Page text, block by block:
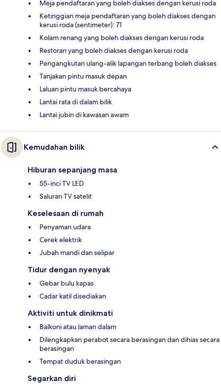
Meja pendaftaran yang boleh diakses dengan kerusi roda
Ketinggian meja pendaftaran yang boleh diakses dengan
kerusi roda (sentimeter): 71
Kolam renang yang boleh diakses dengan kerusi roda
Restoran yang boleh diakses dengan kerusi roda
Pengangkutan ulang-alik lapangan terbang boleh diakses
Tanjakan pintu masuk depan
Laluan pintu masuk bercahaya
Lantai rata di dalam bilik
Lantai jubin di kawasan awam
Kemudahan bilik
Hiburan sepanjang masa
55-inci TV LED
Saluran TV satelit
Keselesaan di rumah
Penyaman udara
Cerek elektrik
Jubah mandi dan selipar
Tidur dengan nyenyak
Gebar bulu kapas
Cadar katil disediakan
Aktiviti untuk dinikmati
Balkoni atau laman dalam
Dilengkapkan perabot secara berasingan dan dihias secara
berasingan
Tempat duduk berasingan
Segarkan diri